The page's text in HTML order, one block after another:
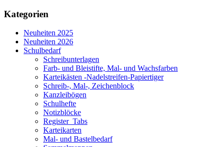
Kategorien
Neuheiten 2025
Neuheiten 2026
Schulbedarf
Schreibunterlagen
Farb- und Bleistifte, Mal- und Wachsfarben
Karteikästen -Nadelstreifen-Papiertiger
Schreib-, Mal-, Zeichenblock
Kanzleibögen
Schulhefte
Notizblöcke
Register_Tabs
Karteikarten
Mal- und Bastelbedarf